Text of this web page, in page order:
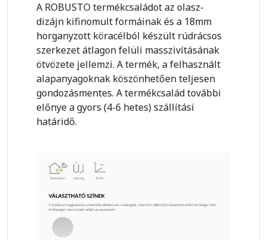
A ROBUSTO termékcsaládot az olasz-
dizájn kifinomult formáinak és a 18mm
horganyzott köracélból készült rúdrácsos
szerkezet átlagon felüli masszivításának
ötvözete jellemzi. A termék, a felhasznált
alapanyagoknak köszönhetően teljesen
gondozásmentes. A termékcsalád további
előnye a gyors (4-6 hetes) szállítási
határidő.